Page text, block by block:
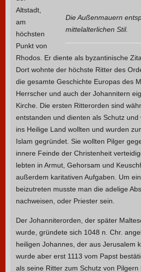
Die Außenmauern
mittelalterlichen Stil.
Altstadt,
am
höchsten
Punkt von
Rhodos. Er diente als byzantinische
Dort wohnte der höchste Ritter des
die gesamte Geschichte Europas des
Herrscher und auch der Johannitern
Kirche. Die ersten Ritterorden sind
entstanden und dienten als Schutz und
ins Heilige Land wollten und wurden
Islam gegründet. Sie wollten Pilger
innere Feinde der Christenheit
lebten in Armut, Gehorsam und
außerdem karitativen Aufgaben. Um
beizutreten musste man die adelige
nachweisen, oder Priester sein.
Der Johanniterorden, der später
wurde, gründete sich 1048 n. Chr.
heiligen Johannes, der aus Jerusalem
wurde aber erst 1113 vom Papst
als seine Ritter zum Schutz von